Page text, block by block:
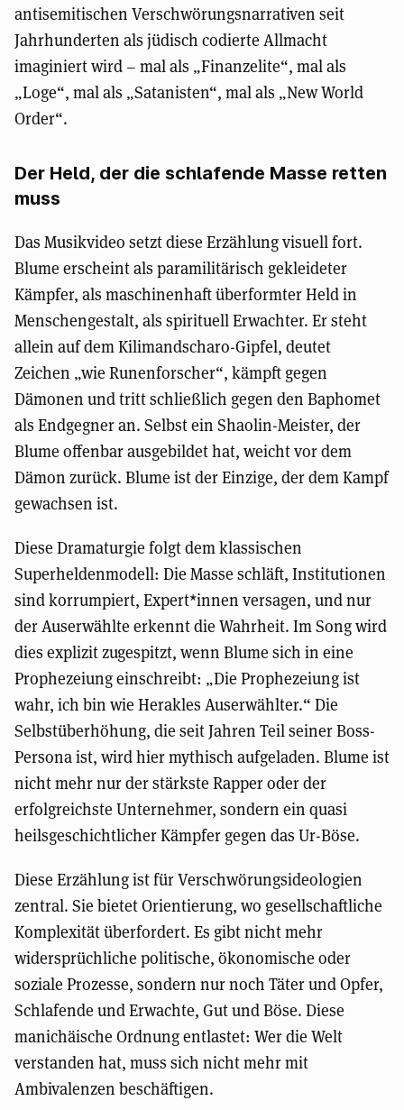
antisemitischen Verschwörungsnarrativen seit
Jahrhunderten als jüdisch codierte Allmacht
imaginiert wird – mal als „Finanzelite“, mal als
„Loge“, mal als „Satanisten“, mal als „New World
Order“.
Der Held, der die schlafende Masse retten
muss
Das Musikvideo setzt diese Erzählung visuell fort.
Blume erscheint als paramilitärisch gekleideter
Kämpfer, als maschinenhaft überformter Held in
Menschengestalt, als spirituell Erwachter. Er steht
allein auf dem Kilimandscharo-Gipfel, deutet
Zeichen „wie Runenforscher“, kämpft gegen
Dämonen und tritt schließlich gegen den Baphomet
als Endgegner an. Selbst ein Shaolin-Meister, der
Blume offenbar ausgebildet hat, weicht vor dem
Dämon zurück. Blume ist der Einzige, der dem Kampf
gewachsen ist.
Diese Dramaturgie folgt dem klassischen
Superheldenmodell: Die Masse schläft, Institutionen
sind korrumpiert, Expert*innen versagen, und nur
der Auserwählte erkennt die Wahrheit. Im Song wird
dies explizit zugespitzt, wenn Blume sich in eine
Prophezeiung einschreibt: „Die Prophezeiung ist
wahr, ich bin wie Herakles Auserwählter.“ Die
Selbstüberhöhung, die seit Jahren Teil seiner Boss-
Persona ist, wird hier mythisch aufgeladen. Blume ist
nicht mehr nur der stärkste Rapper oder der
erfolgreichste Unternehmer, sondern ein quasi
heilsgeschichtlicher Kämpfer gegen das Ur-Böse.
Diese Erzählung ist für Verschwörungsideologien
zentral. Sie bietet Orientierung, wo gesellschaftliche
Komplexität überfordert. Es gibt nicht mehr
widersprüchliche politische, ökonomische oder
soziale Prozesse, sondern nur noch Täter und Opfer,
Schlafende und Erwachte, Gut und Böse. Diese
manichäische Ordnung entlastet: Wer die Welt
verstanden hat, muss sich nicht mehr mit
Ambivalenzen beschäftigen.